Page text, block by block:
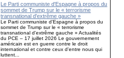
Le Parti communiste d'Espagne à propos du
sommet de Trump sur le « terrorisme
transnational d'extrême gauche »
Le Parti communiste d'Espagne à propos du
sommet de Trump sur le « terrorisme
transnational d'extrême gauche » Actualités
du PCE – 17 juillet 2026 Le gouvernement
américain est en guerre contre le droit
international et contre ceux d'entre nous qui
luttent...